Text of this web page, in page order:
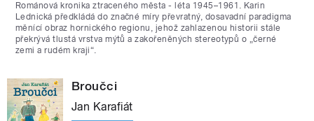
Románová kronika ztraceného města - léta 1945–1961. Karin
Lednická předkládá do značné míry převratný, dosavadní paradigma
měnící obraz hornického regionu, jehož zahlazenou historii stále
překrývá tlustá vrstva mýtů a zakořeněných stereotypů o „černé
zemi a rudém kraji“.
Broučci
Jan Karafiát